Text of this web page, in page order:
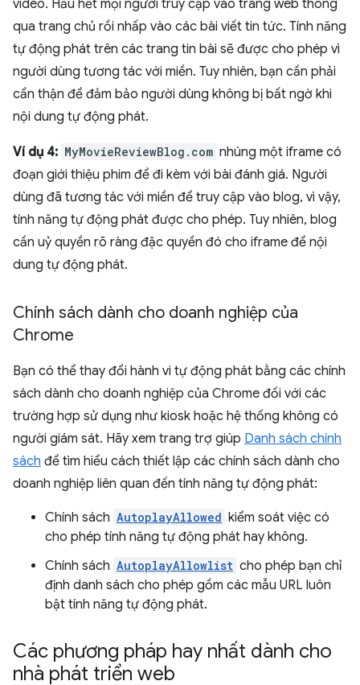
video. Hầu hết mọi người truy cập vào trang web thông
qua trang chủ rồi nhấp vào các bài viết tin tức. Tính năng
tự động phát trên các trang tin bài sẽ được cho phép vì
người dùng tương tác với miền. Tuy nhiên, bạn cần phải
cẩn thận để đảm bảo người dùng không bị bất ngờ khi
nội dung tự động phát.
Ví dụ 4: MyMovieReviewBlog.com nhúng một iframe có
đoạn giới thiệu phim để đi kèm với bài đánh giá. Người
dùng đã tương tác với miền để truy cập vào blog, vì vậy,
tính năng tự động phát được cho phép. Tuy nhiên, blog
cần uỷ quyền rõ ràng đặc quyền đó cho iframe để nội
dung tự động phát.
Chính sách dành cho doanh nghiệp của
Chrome
Bạn có thể thay đổi hành vi tự động phát bằng các chính
sách dành cho doanh nghiệp của Chrome đối với các
trường hợp sử dụng như kiosk hoặc hệ thống không có
người giám sát. Hãy xem trang trợ giúp Danh sách chính
sách để tìm hiểu cách thiết lập các chính sách dành cho
doanh nghiệp liên quan đến tính năng tự động phát:
Chính sách AutoplayAllowed kiểm soát việc có
cho phép tính năng tự động phát hay không.
Chính sách AutoplayAllowlist cho phép bạn chỉ
định danh sách cho phép gồm các mẫu URL luôn
bật tính năng tự động phát.
Các phương pháp hay nhất dành cho
nhà phát triển web